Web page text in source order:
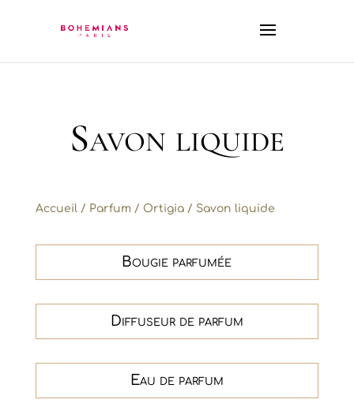
Savon liquide
Accueil/ Parfum / Ortigia/ Savon liquide
Bougie parfumée
Diffuseur de parfum
Eau de parfum